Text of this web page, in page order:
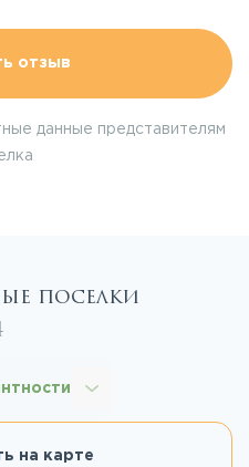
отзыв
данные представителям
поселки
на карте